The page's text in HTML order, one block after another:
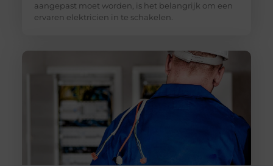
aangepast moet worden, is het belangrijk om een
ervaren elektricien in te schakelen.